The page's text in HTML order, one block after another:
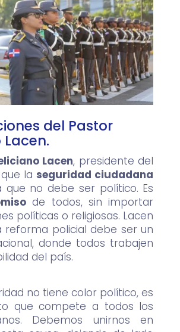
del Pastor
Lacen.
Lacen, presidente del
que laseguridad ciudadana
no debe ser político. Es
de todos, sin importar
políticas o religiosas. Lacen
reforma policial debe ser un
donde todos trabajen
del país.
no tiene color político, es
que compete a todos los
Debemos unirnos en